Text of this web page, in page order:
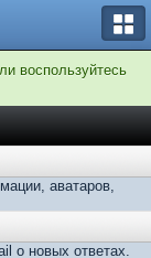
воспользуйтесь
аватаров,
о новых ответах.